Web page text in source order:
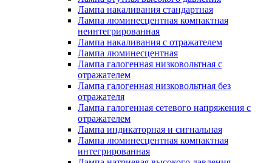
Лампа накаливания стандартная
Лампа люминесцентная компактная
неинтегрированная
Лампа накаливания с отражателем
Лампа люминесцентная
Лампа галогенная низковольтная с
отражателем
Лампа галогенная низковольтная без
отражателя
Лампа галогенная сетевого напряжения с
отражателем
Лампа индикаторная и сигнальная
Лампа люминесцентная компактная
интегрированная